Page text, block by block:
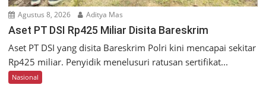
Agustus 8, 2026 Aditya Mas
Aset PT DSI Rp425 Miliar Disita Bareskrim
Aset PT DSI yang disita Bareskrim Polri kini mencapai sekitar
Rp425 miliar. Penyidik menelusuri ratusan sertifikat...
Nasional